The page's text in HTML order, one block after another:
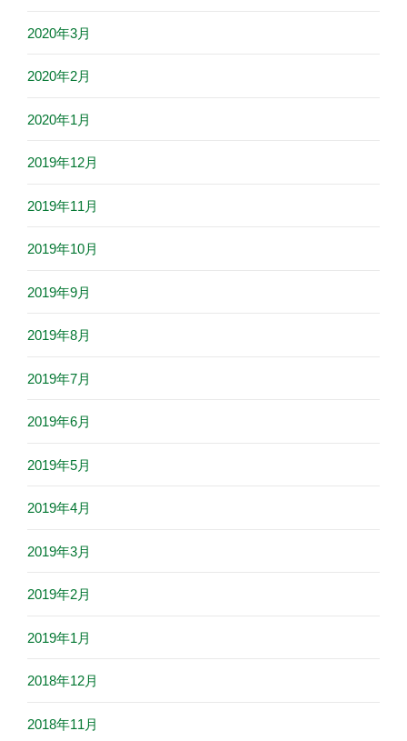
2020年3月
2020年2月
2020年1月
2019年12月
2019年11月
2019年10月
2019年9月
2019年8月
2019年7月
2019年6月
2019年5月
2019年4月
2019年3月
2019年2月
2019年1月
2018年12月
2018年11月